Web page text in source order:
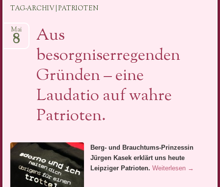
Inhalt
TAG-ARCHIV | PATRIOTEN
Aus
besorgniserregenden
Gründen – eine
Laudatio auf wahre
Patrioten.
Mai
8
Berg- und Brauchtums-Prinzessin
Jürgen Kasek erklärt uns heute
Leipziger Patrioten.Weiterlesen →